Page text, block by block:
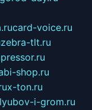
card-voice.ru
zebra-tlt.ru
shop.ru
x-ton.ru
i-grom.ru